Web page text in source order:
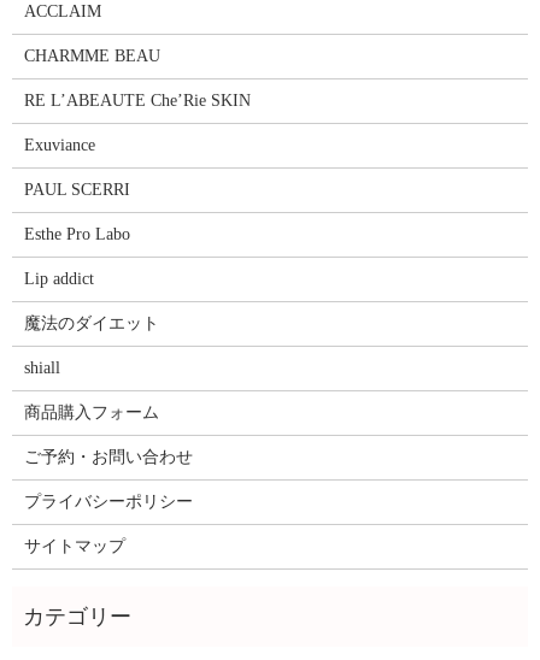
ACCLAIM
CHARMME BEAU
RE L’ABEAUTE Che’Rie SKIN
Exuviance
PAUL SCERRI
Esthe Pro Labo
Lip addict
魔法のダイエット
shiall
商品購入フォーム
ご予約・お問い合わせ
プライバシーポリシー
サイトマップ